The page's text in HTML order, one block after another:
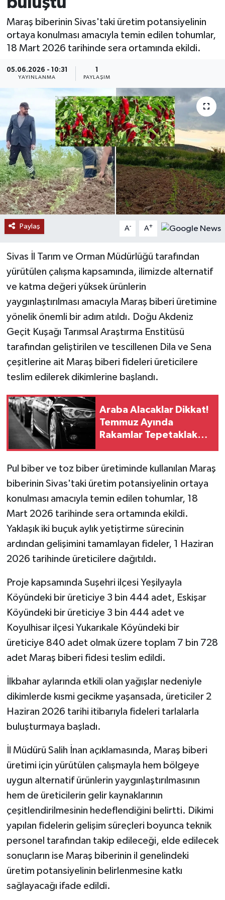
Maraş biberinin Sivas'taki üretim potansiyelinin
ortaya konulması amacıyla temin edilen tohumlar,
18 Mart 2026 tarihinde sera ortamında ekildi.
05.06.2026 - 10:31
YAYINLANMA
1
PAYLAŞIM
Paylaş A- A+
Sivas İl Tarım ve Orman Müdürlüğü tarafından
yürütülen çalışma kapsamında, ilimizde alternatif
ve katma değeri yüksek ürünlerin
yaygınlaştırılması amacıyla Maraş biberi üretimine
yönelik önemli bir adım atıldı. Doğu Akdeniz
Geçit Kuşağı Tarımsal Araştırma Enstitüsü
tarafından geliştirilen ve tescillenen Dila ve Sena
çeşitlerine ait Maraş biberi fideleri üreticilere
teslim edilerek dikimlerine başlandı.
Araba Alacaklar Dikkat!
Temmuz Ayında
Rakamlar Tepetaklak
Pul biber ve toz biber üretiminde kullanılan Maraş
biberinin Sivas'taki üretim potansiyelinin ortaya
konulması amacıyla temin edilen tohumlar, 18
Mart 2026 tarihinde sera ortamında ekildi.
Yaklaşık iki buçuk aylık yetiştirme sürecinin
ardından gelişimini tamamlayan fideler, 1 Haziran
2026 tarihinde üreticilere dağıtıldı.
Proje kapsamında Suşehri ilçesi Yeşilyayla
Köyündeki bir üreticiye 3 bin 444 adet, Eskişar
Köyündeki bir üreticiye 3 bin 444 adet ve
Koyulhisar ilçesi Yukarıkale Köyündeki bir
üreticiye 840 adet olmak üzere toplam 7 bin 728
adet Maraş biberi fidesi teslim edildi.
İlkbahar aylarında etkili olan yağışlar nedeniyle
dikimlerde kısmi gecikme yaşansada, üreticiler 2
Haziran 2026 tarihi itibarıyla fideleri tarlalarla
buluşturmaya başladı.
İl Müdürü Salih İnan açıklamasında, Maraş biberi
üretimi için yürütülen çalışmayla hem bölgeye
uygun alternatif ürünlerin yaygınlaştırılmasının
hem de üreticilerin gelir kaynaklarının
çeşitlendirilmesinin hedeflendiğini belirtti. Dikimi
yapılan fidelerin gelişim süreçleri boyunca teknik
personel tarafından takip edileceği, elde edilecek
sonuçların ise Maraş biberinin il genelindeki
üretim potansiyelinin belirlenmesine katkı
sağlayacağı ifade edildi.
MAGAZİN
ÖZEL HABER
RESMİ İLANLAR
SAĞLIK
SİYASET
SOSYAL YARDIMLAR
SPONSORLU YAZI
SPOR
TEKNOLOJİ